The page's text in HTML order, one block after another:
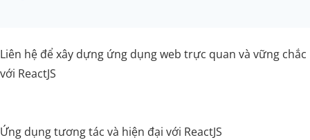
Liên hệ để xây dựng ứng dụng web trực quan và vững chắc
với ReactJS
Ứng dụng tương tác và hiện đại với ReactJS